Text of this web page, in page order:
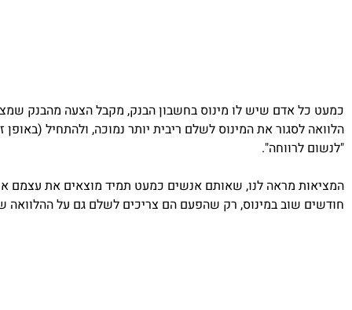
כמעט כל אדם שיש לו מינוס בחשבון הבנק, מקבל הצעה מהבנק
הלוואה לסגור את המינוס לשלם ריבית יותר נמוכה, ולהתחיל
"לנשום לרווחה".
המציאות מראה לנו, שאותם אנשים כמעט תמיד מוצאים את עצמם
חודשים שוב במינוס, רק שהפעם הם צריכים לשלם גם על ההלוואה